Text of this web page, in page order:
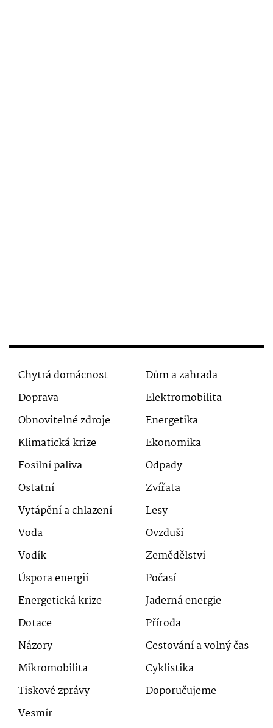
Chytrá domácnost
Dům a zahrada
Doprava
Elektromobilita
Obnovitelné zdroje
Energetika
Klimatická krize
Ekonomika
Fosilní paliva
Odpady
Ostatní
Zvířata
Vytápění a chlazení
Lesy
Voda
Ovzduší
Vodík
Zemědělství
Úspora energií
Počasí
Energetická krize
Jaderná energie
Dotace
Příroda
Názory
Cestování a volný čas
Mikromobilita
Cyklistika
Tiskové zprávy
Doporučujeme
Vesmír